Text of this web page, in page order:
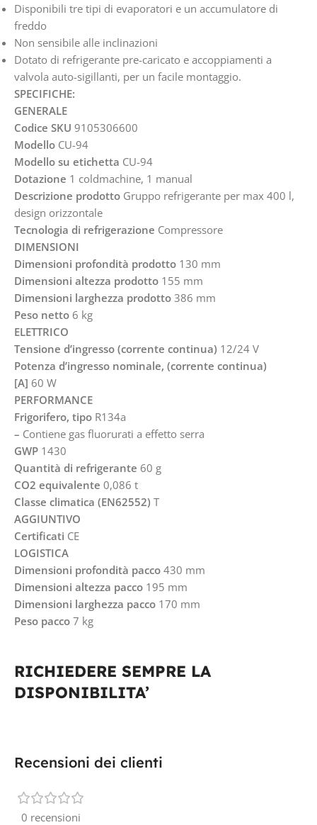
Disponibili tre tipi di evaporatori e un accumulatore di
freddo
Non sensibile alle inclinazioni
Dotato di refrigerante pre-caricato e accoppiamenti a
valvola auto-sigillanti, per un facile montaggio.
SPECIFICHE:
GENERALE
Codice SKU 9105306600
Modello CU-94
Modello su etichetta CU-94
Dotazione 1 coldmachine, 1 manual
Descrizione prodotto Gruppo refrigerante per max 400 l,
design orizzontale
Tecnologia di refrigerazione Compressore
DIMENSIONI
Dimensioni profondità prodotto 130 mm
Dimensioni altezza prodotto 155 mm
Dimensioni larghezza prodotto 386 mm
Peso netto 6 kg
ELETTRICO
Tensione d’ingresso (corrente continua) 12/24 V
Potenza d’ingresso nominale, (corrente continua)
[A] 60 W
PERFORMANCE
Frigorifero, tipo R134a
– Contiene gas fluorurati a effetto serra
GWP 1430
Quantità di refrigerante 60 g
CO2 equivalente 0,086 t
Classe climatica (EN62552) T
AGGIUNTIVO
Certificati CE
LOGISTICA
Dimensioni profondità pacco 430 mm
Dimensioni altezza pacco 195 mm
Dimensioni larghezza pacco 170 mm
Peso pacco 7 kg
RICHIEDERE SEMPRE LA
DISPONIBILITA’
Recensioni dei clienti
0 recensioni